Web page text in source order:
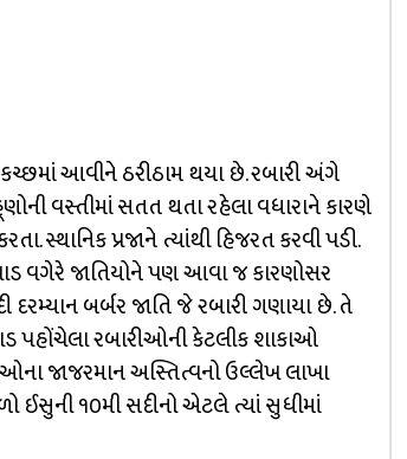
આવીને ઠરીઠામ થયા છે. રબારી અંગે
વસ્તીમાં સતત થતા રહેલા વધારાને કારણે
પ્રજાને ત્યાંથી હિજરત કરવી પડી.
વગેરે જાતિયોને પણ આવા જ કારણોસર
બર્બર જાતિ જે રબારી ગણાયા છે. તે
પહોંચેલા રબારીઓની કેટલીક શાકાઓ
જાજરમાન અસ્તિત્વનો ઉલ્લેખ લાખા
ઈસુની ૧૦મી સદીનો એટલે ત્યાં સુધીમાં